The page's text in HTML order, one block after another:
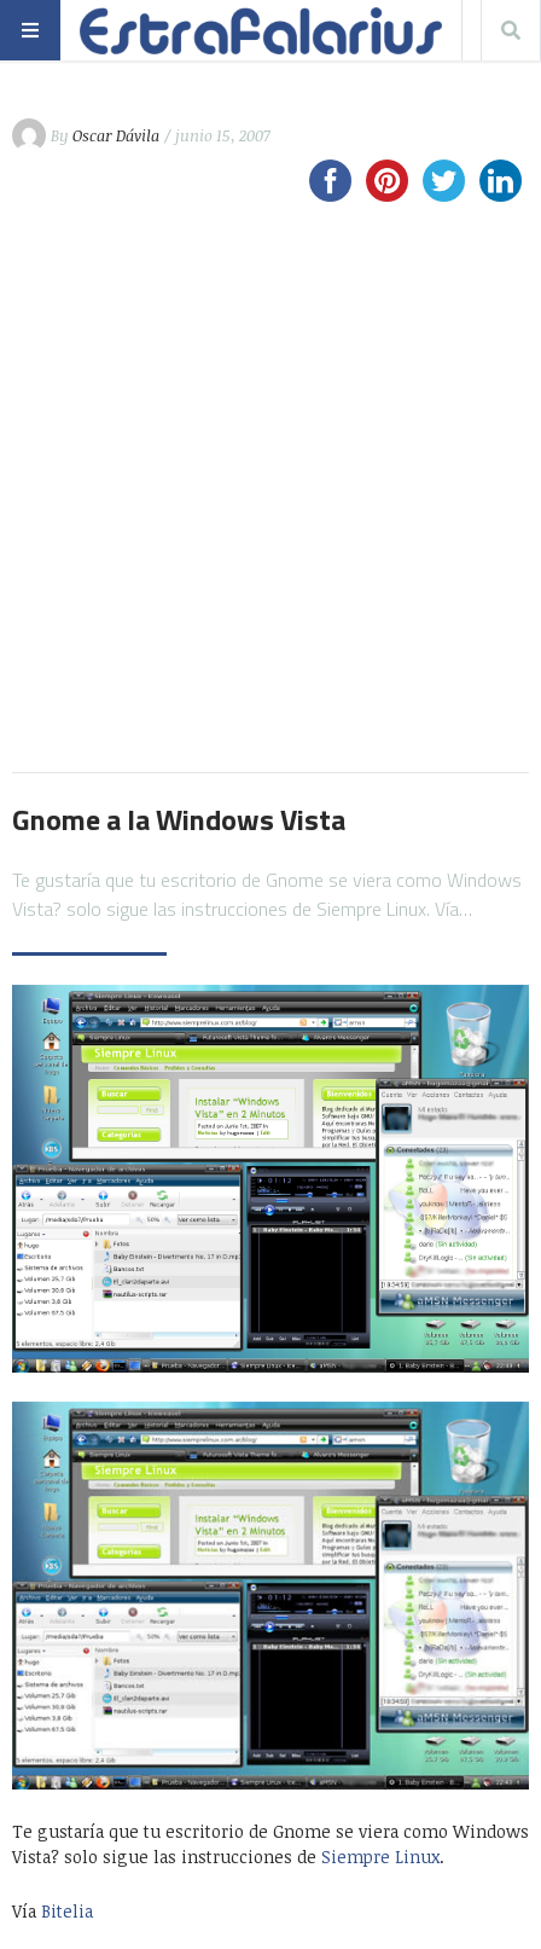
By Oscar Dávila / junio 15, 2007
Gnome a la Windows Vista
Te gustaría que tu escritorio de Gnome se viera como Windows
Vista? solo sigue las instrucciones de Siempre Linux. Vía…
Te gustaría que tu escritorio de Gnome se viera como Windows
Vista? solo sigue las instrucciones de Siempre Linux.
Vía Bitelia